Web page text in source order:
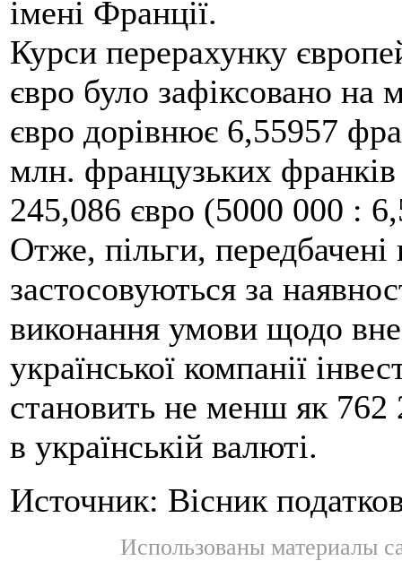
імені Франції.
Курси перерахунку
євро було зафіксовано
євро дорівнює 6,55957
млн. французьких
245,086 євро (5000 000 :
Отже, пільги,
застосовуються за
виконання умови щодо
української компанії
становить не менш як 762
в українській валюті.
Источник: Вісник
Использованы материалы